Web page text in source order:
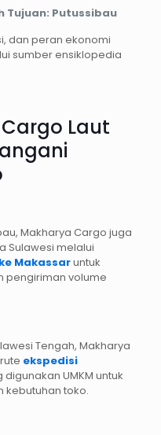
Tujuan: Putussibau
dan peran ekonomi
sumber ensiklopedia
Laut
Makharya Cargo juga
Sulawesi melalui
Makassaruntuk
pengiriman volume
Tengah, Makharya
ekspedisi
digunakan UMKM untuk
kebutuhan toko.